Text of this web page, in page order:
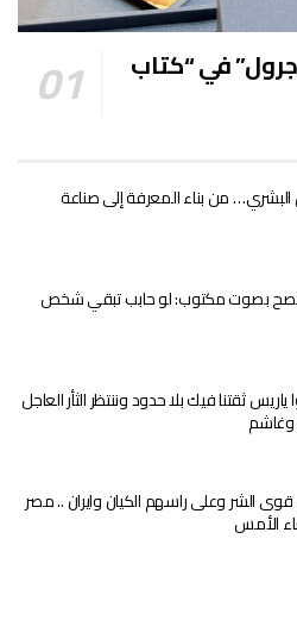
في “كتاب
البشري… من بناء المعرفة إلى صناعة
تنصح بصوت مكتوب: لو حابب تبقي شخص
ثقتنا فيك بلا حدود وننتظر الثأر العاجل
وغاشم
الشر وعلى راسهم الكيان وايران .. مصر
الأمس